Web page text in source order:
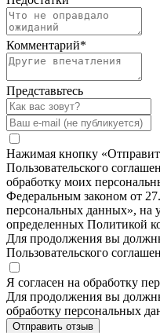
Комментарий*
Представьтесь
Нажимая кнопку
Пользовательского
обработку моих
Федеральным законом от
персональных данных», на
определенных Политикой
Для продолжения вы
Пользовательского
Я согласен на обработку
Для продолжения вы
обработку персональных
Отправить отзыв